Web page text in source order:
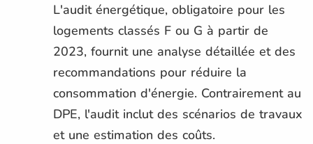
L'audit énergétique, obligatoire pour les
logements classés F ou G à partir de
2023, fournit une analyse détaillée et des
recommandations pour réduire la
consommation d'énergie. Contrairement au
DPE, l'audit inclut des scénarios de travaux
et une estimation des coûts.